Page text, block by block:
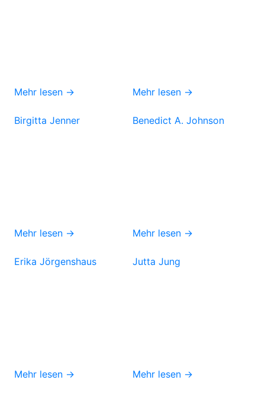
Mehr lesen → Mehr lesen →
Birgitta Jenner
Mehr lesen →
Benedict A. Johnson
Mehr lesen →
Erika Jörgenshaus
Mehr lesen →
Jutta Jung
Mehr lesen →